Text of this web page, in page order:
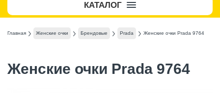
КАТАЛОГ
Главная Женские очки Брендовые Prada Женские очки Prada 9764
Женские очки Prada 9764